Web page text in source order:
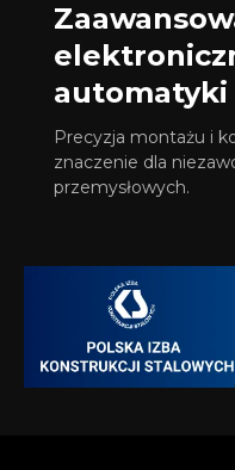
automatyki
Precyzja montażu i
znaczenie dla
przemysłowych.